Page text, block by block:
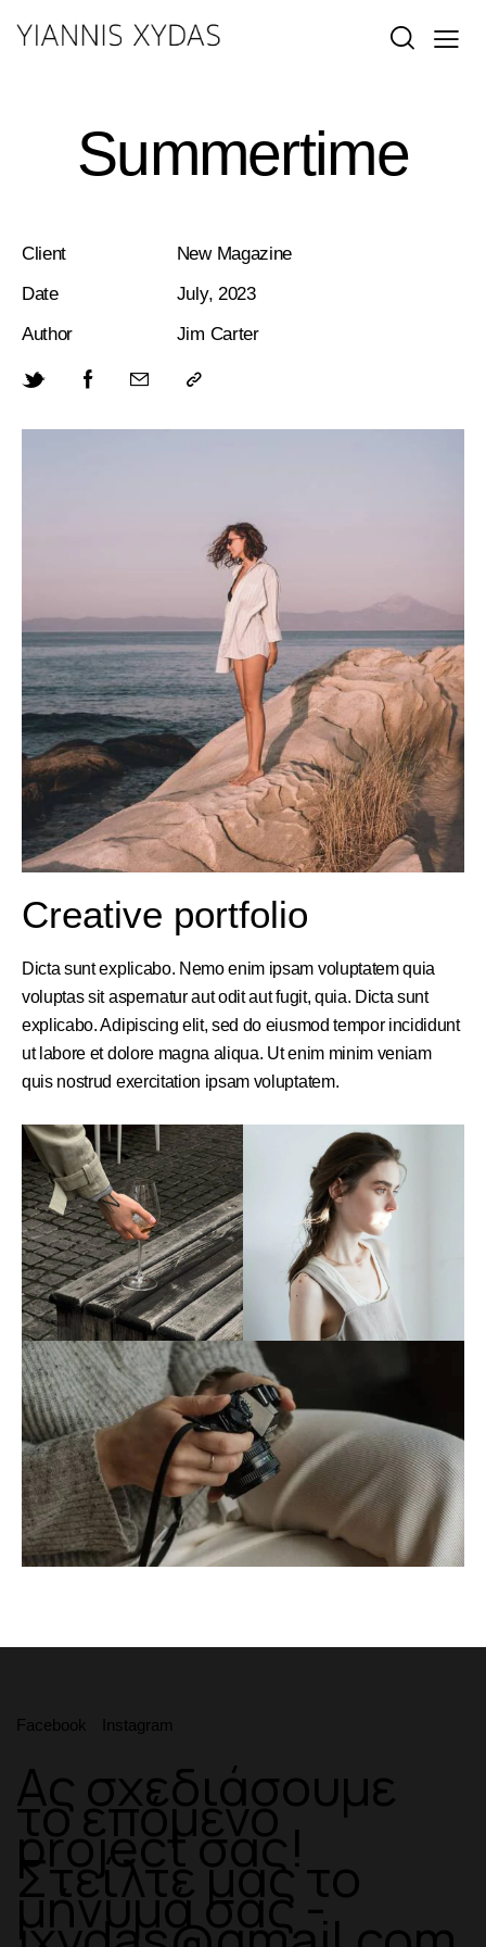
Summertime
Creative portfolio
Dicta sunt explicabo. Nemo enim ipsam voluptatem quia
voluptas sit aspernatur aut odit aut fugit, quia. Dicta sunt
explicabo. Adipiscing elit, sed do eiusmod tempor incididunt
ut labore et dolore magna aliqua. Ut enim minim veniam
quis nostrud exercitation ipsam voluptatem.
Client
New Magazine
Date
July, 2023
Author
Jim Carter
Facebook Instagram
Ας σχεδιάσουμε
το επόμενο
project σας!
Στείλτε μας το
μήνυμά σας -